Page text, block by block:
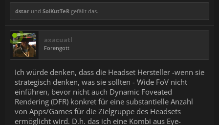
dstar und SolKutTeR gefällt das.
axacuatl
Forengott
Ich würde denken, dass die Headset Hersteller -wenn sie
strategisch denken, was sie sollten - Wide FoV nicht
einführen, bevor nicht auch Dynamic Foveated
Rendering (DFR) konkret für eine substantielle Anzahl
von Apps/Games für die Zielgruppe des Headsets
ermöglicht wird. D.h. das ich eine Kombi aus Eye-